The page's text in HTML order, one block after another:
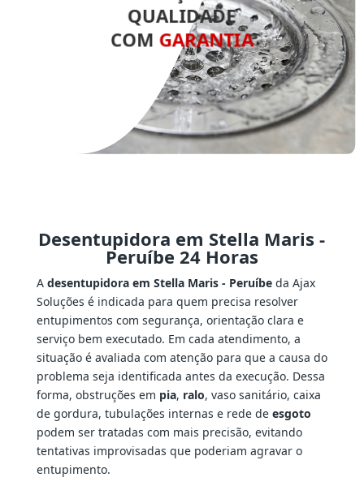
QUALIDADE
COM GARANTIA
Desentupidora em Stella Maris -
Peruíbe 24 Horas
A desentupidora em Stella Maris - Peruíbeda Ajax
Soluções é indicada para quem precisa resolver
entupimentos com segurança, orientação clara e
serviço bem executado. Em cada atendimento, a
situação é avaliada com atenção para que a causa do
problema seja identificada antes da execução. Dessa
forma, obstruções em pia, ralo, vaso sanitário, caixa
de gordura, tubulações internas e rede de esgoto
podem ser tratadas com mais precisão, evitando
tentativas improvisadas que poderiam agravar o
entupimento.